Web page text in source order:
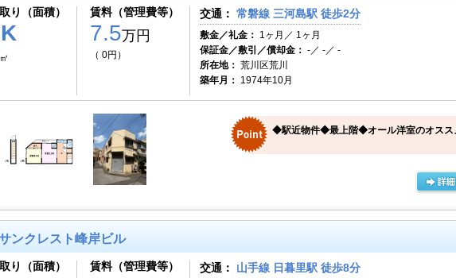
り（面積） 賃料（管理費等）
7.5万円
（ 0円）
交通： 常磐線 三河島駅 徒歩2分
敷金／礼金： 1ヶ月／ 1ヶ月
保証金／敷引／償却金： -／ -／ -
所在地： 荒川区荒川
築年月： 1974年10月
◆駅近物件◆最上階◆オール洋室のオスス
ンクレスト峰岸ビル
り（面積） 賃料（管理費等） 交通： 山手線 日暮里駅 徒歩8分